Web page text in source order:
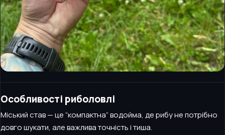
Особливості риболовлі
Міський став — це “компактна” водойма, де рибу не потрібно
довго шукати, але важлива точність і тиша.